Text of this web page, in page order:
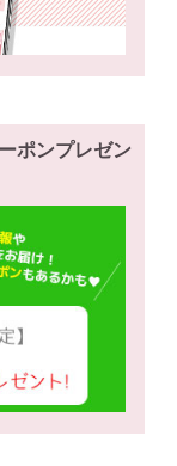
ポンプレゼン